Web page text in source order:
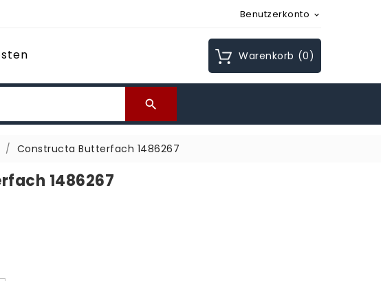
Benutzerkonto 
Warenkorb (0)

Constructa Butterfach 1486267
1486267